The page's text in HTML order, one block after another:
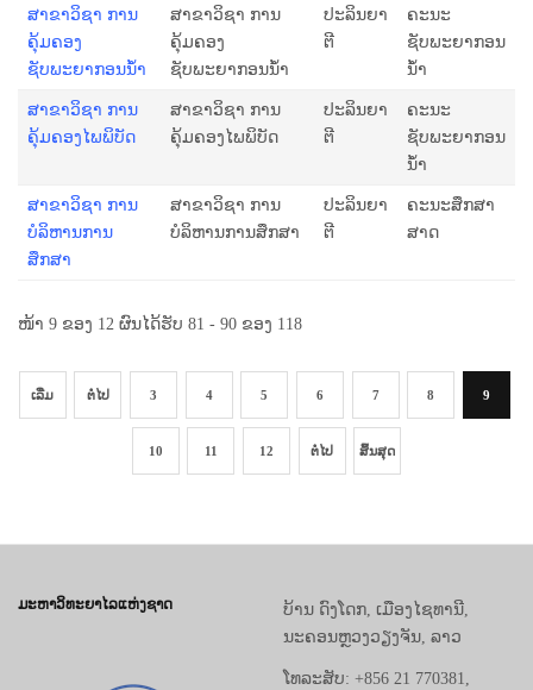
ສາຂາວິຊາ ການ
ຄຸ້ມຄອງ
ຊັບພະຍາກອນນໍ້າ
ສາຂາວິຊາ ການ
ຄຸ້ມຄອງ
ຊັບພະຍາກອນນໍ້າ
ປະລິນຍາ
ຕີ
ຄະນະ
ຊັບພະຍາກອນ
ນໍ້າ
ສາຂາວິຊາ ການ
ຄຸ້ມຄອງໄພພິບັດ
ສາຂາວິຊາ ການ
ຄຸ້ມຄອງໄພພິບັດ
ປະລິນຍາ
ຕີ
ຄະນະ
ຊັບພະຍາກອນ
ນໍ້າ
ສາຂາວິຊາ ການ
ບໍລິຫານການ
ສຶກສາ
ສາຂາວິຊາ ການ
ບໍລິຫານການສຶກສາ
ປະລິນຍາ
ຕີ
ຄະນະສຶກສາ
ສາດ
ໜ້າ 9 ຂອງ 12 ຜົນໄດ້ຮັບ 81 - 90 ຂອງ 118
ເລີ່ມ ຕໍ່ໄປ 3 4 5 6 7 8 9
10 11 12 ຕໍ່ໄປ ສິ້ນສຸດ
ມະຫາວິທະຍາໄລແຫ່ງຊາດ
ບ້ານ ດົງໂດກ, ເມືອງໄຊທານີ,
ນະຄອນຫຼວງວຽງຈັນ, ລາວ
ໂທລະສັບ: +856 21 770381,